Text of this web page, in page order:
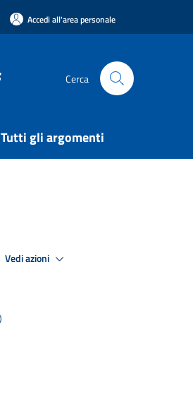
Accedi all'area personale
Cerca
Tutti gli argomenti
Vedi azioni